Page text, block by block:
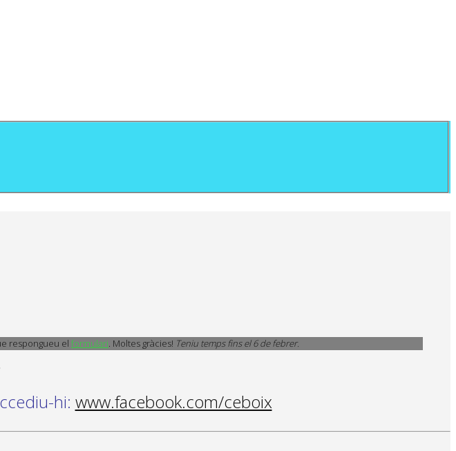
respongueu el formulari. Moltes gràcies! Teniu temps fins el 6 de febrer.
hi: www.facebook.com/ceboix